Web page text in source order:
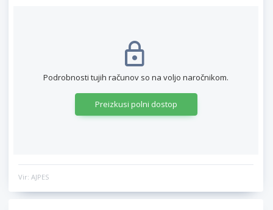
Podrobnosti tujih računov so na voljo naročnikom.
Preizkusi polni dostop
Vir: AJPES